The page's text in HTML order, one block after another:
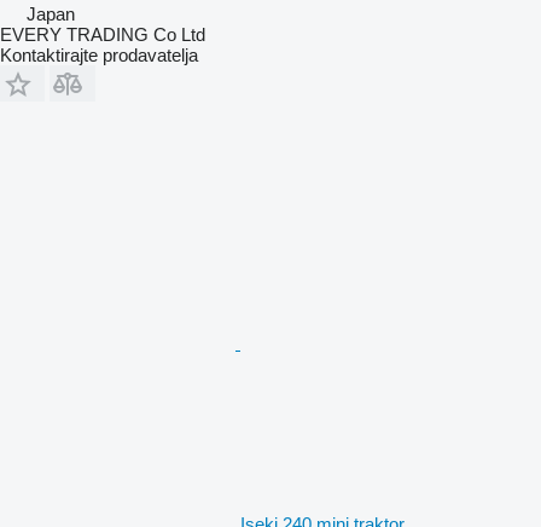
Japan
EVERY TRADING Co Ltd
Kontaktirajte prodavatelja